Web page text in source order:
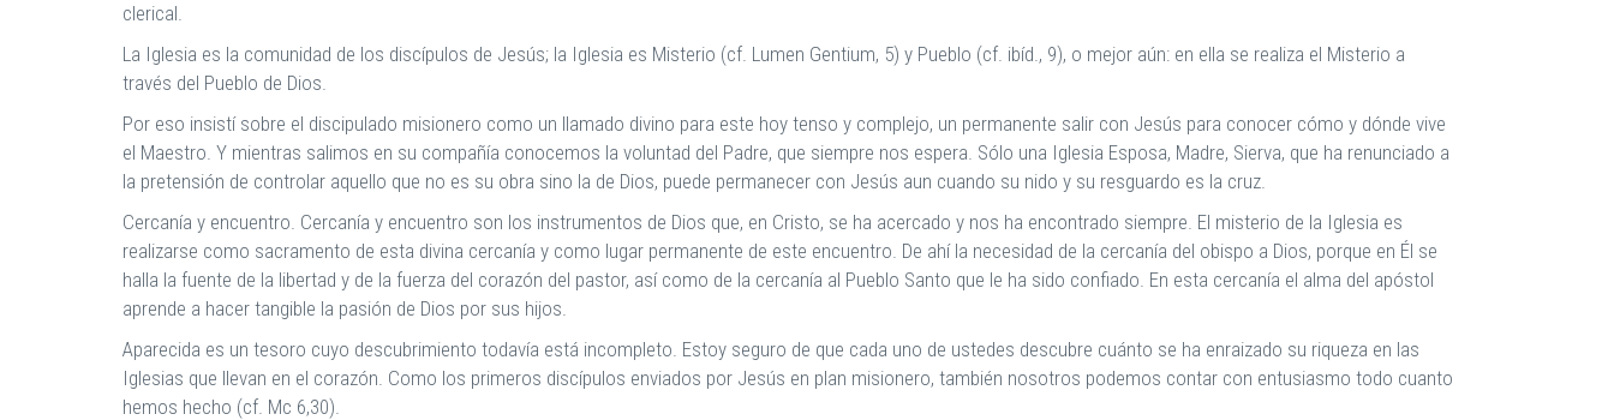
clerical.
La Iglesia es la comunidad de los discípulos de Jesús; la Iglesia es Misterio (cf. Lumen Gentium, 5) y Pueblo (cf. ibíd., 9), o mejor aún: en ella se realiza el Misterio a
través del Pueblo de Dios.
Por eso insistí sobre el discipulado misionero como un llamado divino para este hoy tenso y complejo, un permanente salir con Jesús para conocer cómo y dónde vive
el Maestro. Y mientras salimos en su compañía conocemos la voluntad del Padre, que siempre nos espera. Sólo una Iglesia Esposa, Madre, Sierva, que ha renunciado a
la pretensión de controlar aquello que no es su obra sino la de Dios, puede permanecer con Jesús aun cuando su nido y su resguardo es la cruz.
Cercanía y encuentro. Cercanía y encuentro son los instrumentos de Dios que, en Cristo, se ha acercado y nos ha encontrado siempre. El misterio de la Iglesia es
realizarse como sacramento de esta divina cercanía y como lugar permanente de este encuentro. De ahí la necesidad de la cercanía del obispo a Dios, porque en Él se
halla la fuente de la libertad y de la fuerza del corazón del pastor, así como de la cercanía al Pueblo Santo que le ha sido confiado. En esta cercanía el alma del apóstol
aprende a hacer tangible la pasión de Dios por sus hijos.
Aparecida es un tesoro cuyo descubrimiento todavía está incompleto. Estoy seguro de que cada uno de ustedes descubre cuánto se ha enraizado su riqueza en las
Iglesias que llevan en el corazón. Como los primeros discípulos enviados por Jesús en plan misionero, también nosotros podemos contar con entusiasmo todo cuanto
hemos hecho (cf. Mc 6,30).